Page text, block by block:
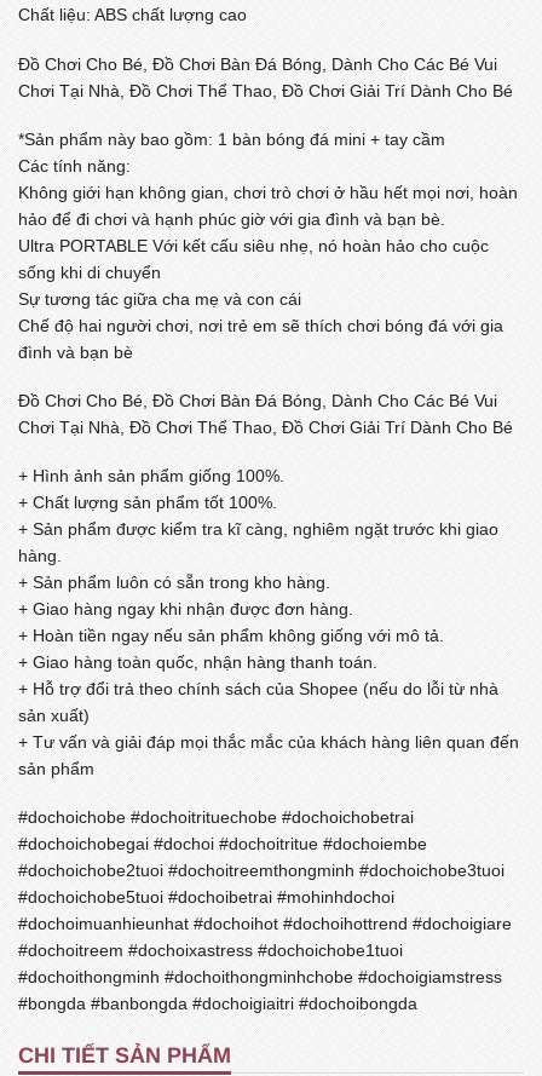
Chất liệu: ABS chất lượng cao
Đồ Chơi Cho Bé, Đồ Chơi Bàn Đá Bóng, Dành Cho Các Bé Vui
Chơi Tại Nhà, Đồ Chơi Thể Thao, Đồ Chơi Giải Trí Dành Cho Bé
*Sản phẩm này bao gồm: 1 bàn bóng đá mini + tay cầm
Các tính năng:
Không giới hạn không gian, chơi trò chơi ở hầu hết mọi nơi, hoàn
hảo để đi chơi và hạnh phúc giờ với gia đình và bạn bè.
Ultra PORTABLE Với kết cấu siêu nhẹ, nó hoàn hảo cho cuộc
sống khi di chuyển
Sự tương tác giữa cha mẹ và con cái
Chế độ hai người chơi, nơi trẻ em sẽ thích chơi bóng đá với gia
đình và bạn bè
Đồ Chơi Cho Bé, Đồ Chơi Bàn Đá Bóng, Dành Cho Các Bé Vui
Chơi Tại Nhà, Đồ Chơi Thể Thao, Đồ Chơi Giải Trí Dành Cho Bé
+ Hình ảnh sản phẩm giống 100%.
+ Chất lượng sản phẩm tốt 100%.
+ Sản phẩm được kiểm tra kĩ càng, nghiêm ngặt trước khi giao
hàng.
+ Sản phẩm luôn có sẵn trong kho hàng.
+ Giao hàng ngay khi nhận được đơn hàng.
+ Hoàn tiền ngay nếu sản phẩm không giống với mô tả.
+ Giao hàng toàn quốc, nhận hàng thanh toán.
+ Hỗ trợ đổi trả theo chính sách của Shopee (nếu do lỗi từ nhà
sản xuất)
+ Tư vấn và giải đáp mọi thắc mắc của khách hàng liên quan đến
sản phẩm
#dochoichobe #dochoitrituechobe #dochoichobetrai
#dochoichobegai #dochoi #dochoitritue #dochoiembe
#dochoichobe2tuoi #dochoitreemthongminh #dochoichobe3tuoi
#dochoichobe5tuoi #dochoibetrai #mohinhdochoi
#dochoimuanhieunhat #dochoihot #dochoihottrend #dochoigiare
#dochoitreem #dochoixastress #dochoichobe1tuoi
#dochoithongminh #dochoithongminhchobe #dochoigiamstress
#bongda #banbongda #dochoigiaitri #dochoibongda
CHI TIẾT SẢN PHẨM